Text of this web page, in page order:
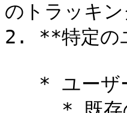
のトラッキ
2. **特定の